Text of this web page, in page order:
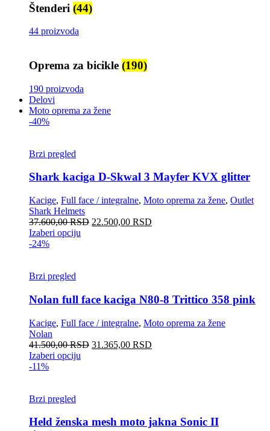
Štenderi (44)
44 proizvoda
Oprema za bicikle (190)
190 proizvoda
Delovi
Moto oprema za žene
-40%
Brzi pregled
Shark kaciga D-Skwal 3 Mayfer KVX glitter
Kacige, Full face / integralne, Moto oprema za žene, Outlet
Shark Helmets
37.600,00RSD 22.500,00 RSD
Izaberi opciju
-24%
Brzi pregled
Nolan full face kaciga N80-8 Trittico 358 pink
Kacige, Full face / integralne, Moto oprema za žene
Nolan
41.500,00RSD 31.365,00 RSD
Izaberi opciju
-11%
Brzi pregled
Held ženska mesh moto jakna Sonic II